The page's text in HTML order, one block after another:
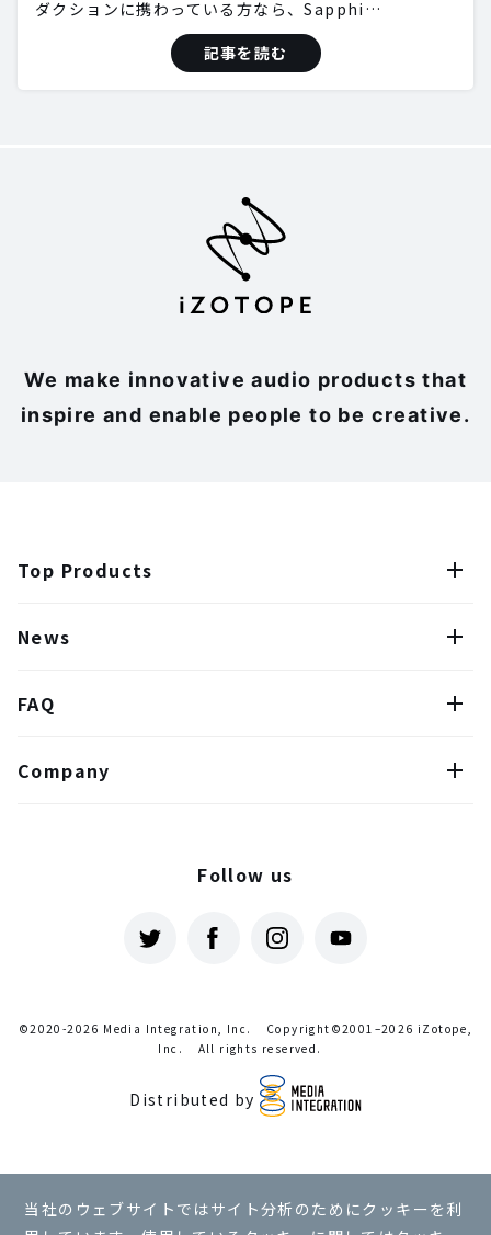
ダクションに携わっている方なら、Sapphi…
記事を読む
We make innovative audio products that
inspire and enable people to be creative.
Top Products
News
FAQ
Company
Follow us
©2020-2026 Media Integration, Inc.
Copyright©2001–2026 iZotope,
Inc.
All rights reserved.
Distributed by
プライバシーポリシー
当社のウェブサイトではサイト分析のためにクッキーを利